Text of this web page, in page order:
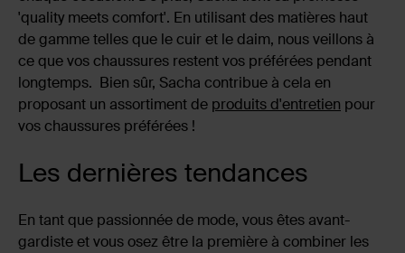
'quality meets comfort'. En utilisant des matières haut
de gamme telles que le cuir et le daim, nous veillons à
ce que vos chaussures restent vos préférées pendant
longtemps. Bien sûr, Sacha contribue à cela en
proposant un assortiment de produits d'entretien pour
vos chaussures préférées !
Les dernières tendances
En tant que passionnée de mode, vous êtes avant-
gardiste et vous osez être la première à combiner les